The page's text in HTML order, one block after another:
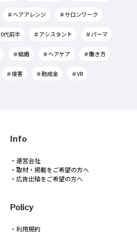
＃ヘアアレンジ ＃サロンワーク
代前半 ＃アシスタント ＃パーマ
＃結婚 ＃ヘアケア ＃働き方
＃接客 ＃助成金 ＃VR
Info
・運営会社
・取材・掲載をご希望の方へ
・広告出稿をご希望の方へ
Policy
・利用規約